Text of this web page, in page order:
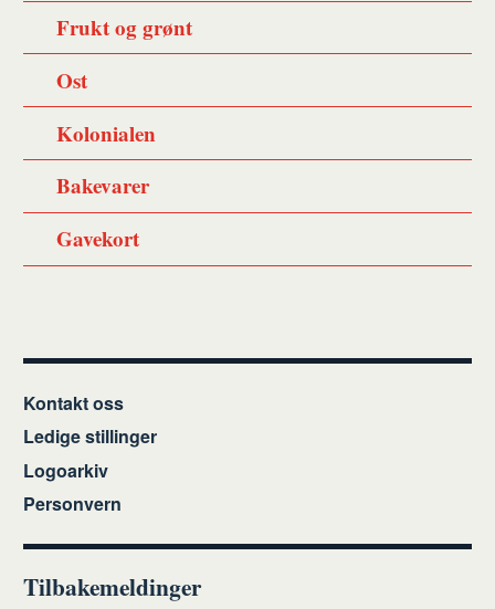
Frukt og grønt
Ost
Kolonialen
Bakevarer
Gavekort
Kontakt oss
Ledige stillinger
Logoarkiv
Personvern
Tilbakemeldinger